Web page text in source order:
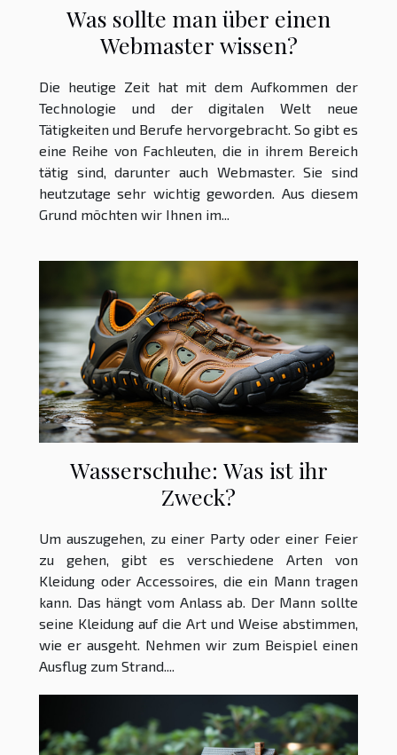
Was sollte man über einen
Webmaster wissen?
Die heutige Zeit hat mit dem Aufkommen der
Technologie und der digitalen Welt neue
Tätigkeiten und Berufe hervorgebracht. So gibt es
eine Reihe von Fachleuten, die in ihrem Bereich
tätig sind, darunter auch Webmaster. Sie sind
heutzutage sehr wichtig geworden. Aus diesem
Grund möchten wir Ihnen im...
Wasserschuhe: Was ist ihr
Zweck?
Um auszugehen, zu einer Party oder einer Feier
zu gehen, gibt es verschiedene Arten von
Kleidung oder Accessoires, die ein Mann tragen
kann. Das hängt vom Anlass ab. Der Mann sollte
seine Kleidung auf die Art und Weise abstimmen,
wie er ausgeht. Nehmen wir zum Beispiel einen
Ausflug zum Strand....